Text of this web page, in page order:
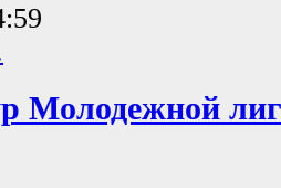
Молодежной